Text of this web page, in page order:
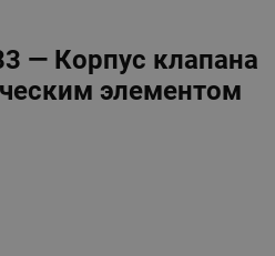
— Корпус клапана
элементом